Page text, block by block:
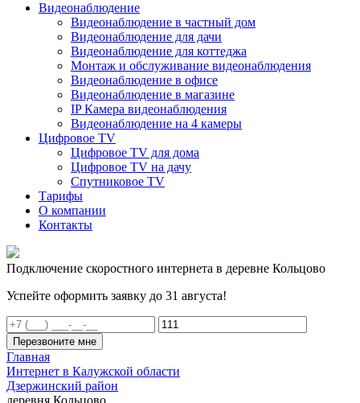
Видеонаблюдение
Видеонаблюдение в частный дом
Видеонаблюдение для дачи
Видеонаблюдение для коттеджа
Монтаж и обслуживание видеонаблюдения
Видеонаблюдение в офисе
Видеонаблюдение в магазине
IP Камера видеонаблюдения
Видеонаблюдение на 4 камеры
Цифровое TV
Цифровое TV для дома
Цифровое TV на дачу
Спутниковое TV
Тарифы
О компании
Контакты
Подключение скоростного интернета в деревне Кольцово
Успейте оформить заявку до 31 августа!
Перезвоните мне
Главная
Интернет в Калужской области
Дзержинский район
деревня Кольцово